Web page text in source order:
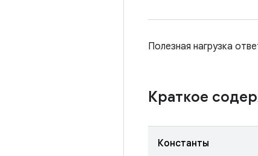
Полезная нагрузка
Краткое
Константы